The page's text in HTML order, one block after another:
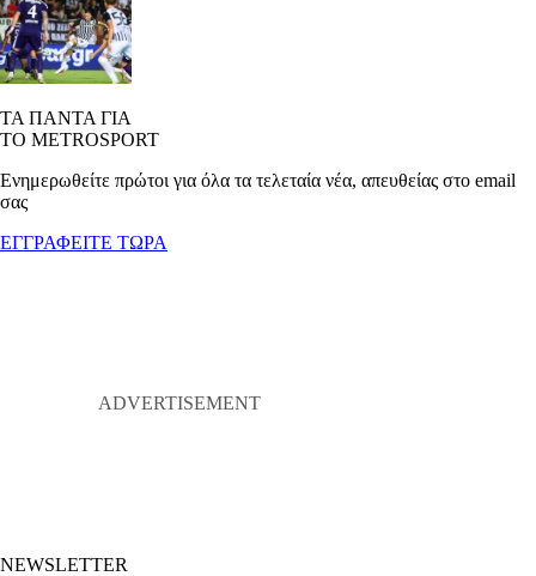
ΤΑ ΠΑΝΤΑ ΓΙΑ
ΤΟ METROSPORT
Ενημερωθείτε πρώτοι για όλα τα τελεταία νέα, απευθείας στο email
σας
ΕΓΓΡΑΦΕΙΤΕ ΤΩΡΑ
NEWSLETTER